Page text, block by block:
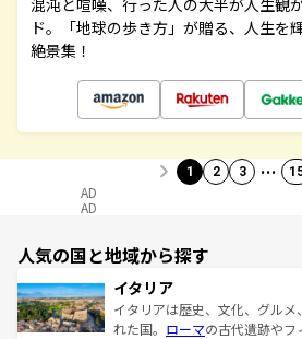
混沌と喧噪、行った人の大半が人生観
ド。「地球の歩き方」が贈る、人生を
絶景集！
1 2 3 …
AD
AD
人気の国と地域から探す
イタリア
イタリアは歴史、文化、グル
れた国。 ローマの古代遺跡やフ